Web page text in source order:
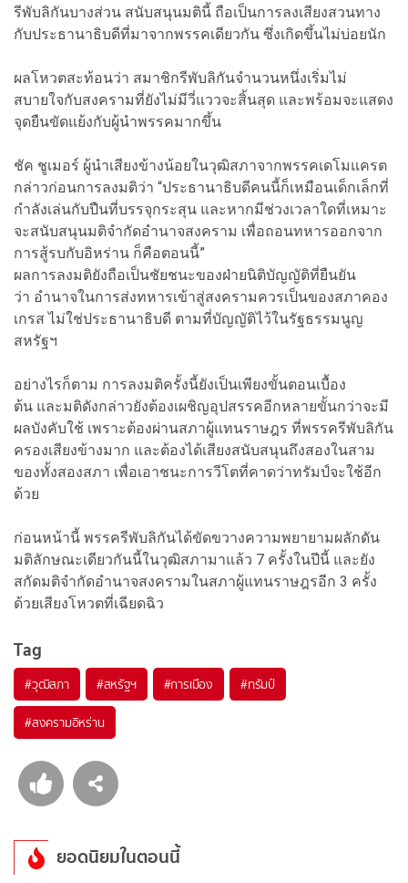
รีพับลิกันบางส่วน สนับสนุนมตินี้ ถือเป็นการลงเสียงสวนทาง
กับประธานาธิบดีที่มาจากพรรคเดียวกัน ซึ่งเกิดขึ้นไม่บ่อยนัก
ผลโหวตสะท้อนว่า สมาชิกรีพับลิกันจำนวนหนึ่งเริ่มไม่
สบายใจกับสงครามที่ยังไม่มีวี่แววจะสิ้นสุด และพร้อมจะแสดง
จุดยืนขัดแย้งกับผู้นำพรรคมากขึ้น
ชัค ชูเมอร์ ผู้นำเสียงข้างน้อยในวุฒิสภาจากพรรคเดโมแครต
กล่าวก่อนการลงมติว่า “ประธานาธิบดีคนนี้ก็เหมือนเด็กเล็กที่
กำลังเล่นกับปืนที่บรรจุกระสุน และหากมีช่วงเวลาใดที่เหมาะ
จะสนับสนุนมติจำกัดอำนาจสงคราม เพื่อถอนทหารออกจาก
การสู้รบกับอิหร่าน ก็คือตอนนี้”
ผลการลงมติยังถือเป็นชัยชนะของฝ่ายนิติบัญญัติที่ยืนยัน
ว่า อำนาจในการส่งทหารเข้าสู่สงครามควรเป็นของสภาคอง
เกรส ไม่ใช่ประธานาธิบดี ตามที่บัญญัติไว้ในรัฐธรรมนูญ
สหรัฐฯ
อย่างไรก็ตาม การลงมติครั้งนี้ยังเป็นเพียงขั้นตอนเบื้อง
ต้น และมติดังกล่าวยังต้องเผชิญอุปสรรคอีกหลายขั้นกว่าจะมี
ผลบังคับใช้ เพราะต้องผ่านสภาผู้แทนราษฎร ที่พรรครีพับลิกัน
ครองเสียงข้างมาก และต้องได้เสียงสนับสนุนถึงสองในสาม
ของทั้งสองสภา เพื่อเอาชนะการวีโตที่คาดว่าทรัมป์จะใช้อีก
ด้วย
ก่อนหน้านี้ พรรครีพับลิกันได้ขัดขวางความพยายามผลักดัน
มติลักษณะเดียวกันนี้ในวุฒิสภามาแล้ว 7 ครั้งในปีนี้ และยัง
สกัดมติจำกัดอำนาจสงครามในสภาผู้แทนราษฎรอีก 3 ครั้ง
ด้วยเสียงโหวตที่เฉียดฉิว
Tag
#วุฒิสภา #สหรัฐฯ #การเมือง #ทรัมป์
#สงครามอิหร่าน
ยอดนิยมในตอนนี้